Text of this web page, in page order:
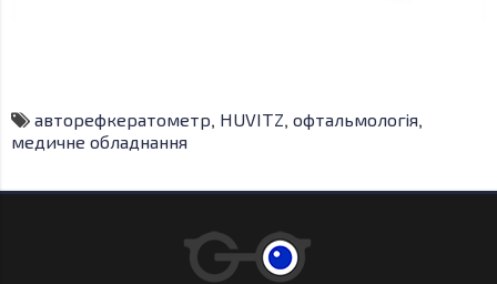
авторефкератометр, HUVITZ, офтальмологія,
медичне обладнання